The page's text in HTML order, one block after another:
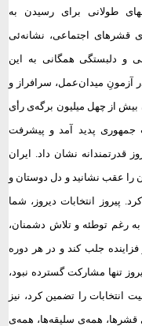
طولانی برای رسیدن به
قشرهای اجتماعی، نشانه‌ئی
و دلبستگی همگانی به این
آزمونِ میدان‌عمل، سرافراز و
بیش از چهل میلیون برگه‌ی رأی
جمهوری پدید آمد و پیشرفت
نشان داد. ایران
را عقب نشانید و دل دوستان و
پیروز انتخابات دیروز، شما
رغم توطئه و تلاش دشمنان،
جلب کند و در هر دوره
تنها مشارکت گسترده نبود،
انتخابات را تضمین کرد، نیز
همه‌ی سلیقه‌ها، همه‌ی